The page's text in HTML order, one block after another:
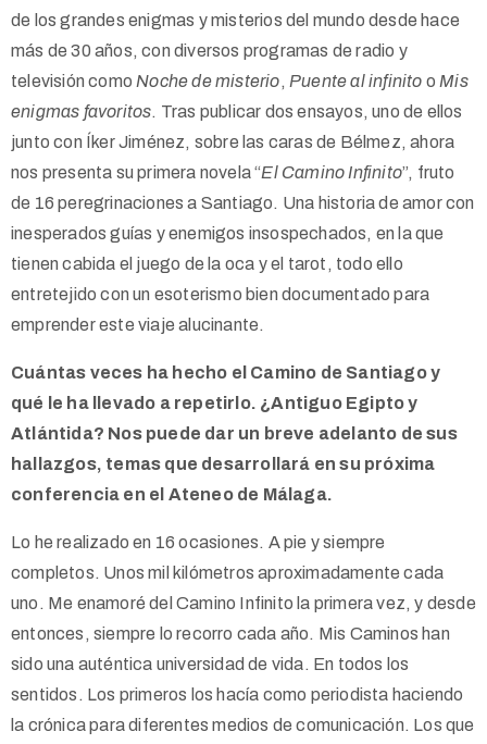
de los grandes enigmas y misterios del mundo desde hace
más de 30 años, con diversos programas de radio y
televisión como Noche de misterio, Puente al infinito o Mis
enigmas favoritos. Tras publicar dos ensayos, uno de ellos
junto con Íker Jiménez, sobre las caras de Bélmez, ahora
nos presenta su primera novela “El Camino Infinito”, fruto
de 16 peregrinaciones a Santiago. Una historia de amor con
inesperados guías y enemigos insospechados, en la que
tienen cabida el juego de la oca y el tarot, todo ello
entretejido con un esoterismo bien documentado para
emprender este viaje alucinante.
Cuántas veces ha hecho el Camino de Santiago y
qué le ha llevado a repetirlo. ¿Antiguo Egipto y
Atlántida? Nos puede dar un breve adelanto de sus
hallazgos, temas que desarrollará en su próxima
conferencia en el Ateneo de Málaga.
Lo he realizado en 16 ocasiones. A pie y siempre
completos. Unos mil kilómetros aproximadamente cada
uno. Me enamoré del Camino Infinito la primera vez, y desde
entonces, siempre lo recorro cada año. Mis Caminos han
sido una auténtica universidad de vida. En todos los
sentidos. Los primeros los hacía como periodista haciendo
la crónica para diferentes medios de comunicación. Los que